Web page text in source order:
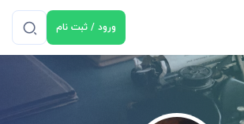
ورود / ثبت نام